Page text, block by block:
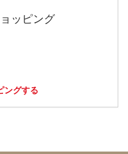
ッピング
ングする